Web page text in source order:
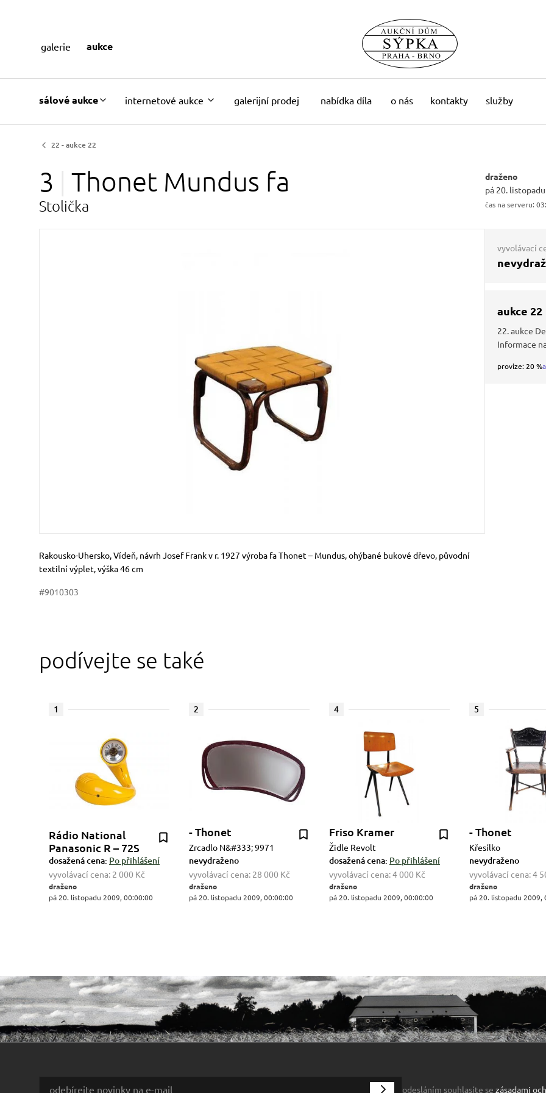
sálové aukce internetové aukce galerijní prodej nabídka díla o nás kontakty služby
galerie aukce
22 - aukce 22
3 Thonet Mundus fa
Stolička
draženo
pá 20.
čas na serveru:
Rozměry
Stručný popis předmětu
Rakousko-Uhersko, Vídeň, návrh Josef Frank v r. 1927 výroba fa Thonet – Mundus, ohýbané bukové dřevo, původní
textilní výplet, výška 46 cm
#9010303
vyvolávací
aukce 22
22. aukce
Informace
provize: 20 %
podívejte se také
1
Rádio National
Panasonic R – 72S
dosažená cena: Po přihlášení
vyvolávací cena: 2 000 Kč
draženo
pá 20. listopadu 2009, 00:00:00
2
- Thonet
Zrcadlo N&#333; 9971
nevydraženo
vyvolávací cena: 28 000 Kč
draženo
pá 20. listopadu 2009, 00:00:00
4
Friso Kramer
Židle Revolt
dosažená cena: Po přihlášení
vyvolávací cena:4 000 Kč
draženo
pá 20. listopadu 2009, 00:00:00
5
- Thonet
Křesílko
nevydraženo
vyvolávací cena:4
draženo
pá 20. listopadu 2009,
odesláním souhlasíte se zásadami